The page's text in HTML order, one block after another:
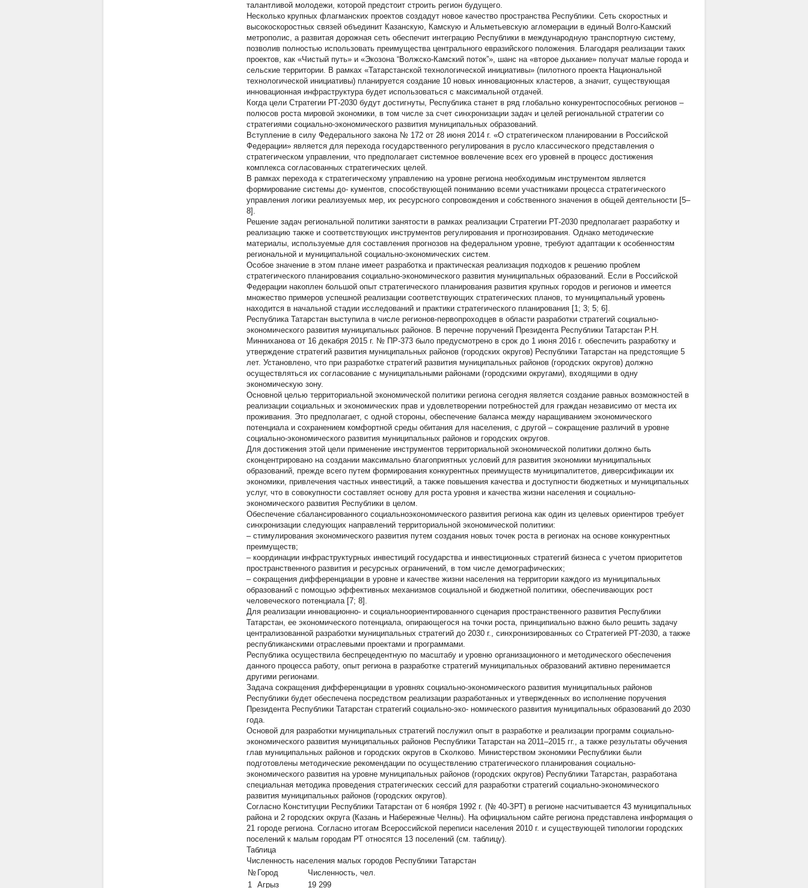
талантливой молодежи, которой предстоит строить регион будущего.
Несколько крупных флагманских проектов создадут новое качество пространства Республики. Сеть скоростных и
высокоскоростных связей объединит Казанскую, Камскую и Альметьевскую агломерации в единый Волго-Камский
метрополис, а развитая дорожная сеть обеспечит интеграцию Республики в международную транспортную систему,
позволив полностью использовать преимущества центрального евразийского положения. Благодаря реализации таких
проектов, как «Чистый путь» и «Экозона “Волжско-Камский поток”», шанс на «второе дыхание» получат малые города и
сельские территории. В рамках «Татарстанской технологической инициативы» (пилотного проекта Национальной
технологической инициативы) планируется создание 10 новых инновационных кластеров, а значит, существующая
инновационная инфраструктура будет использоваться с максимальной отдачей.
Когда цели Стратегии РТ-2030 будут достигнуты, Республика станет в ряд глобально конкурентоспособных регионов –
полюсов роста мировой экономики, в том числе за счет синхронизации задач и целей региональной стратегии со
стратегиями социально-экономического развития муниципальных образований.
Вступление в силу Федерального закона № 172 от 28 июня 2014 г. «О стратегическом планировании в Российской
Федерации» является для перехода государственного регулирования в русло классического представления о
стратегическом управлении, что предполагает системное вовлечение всех его уровней в процесс достижения
комплекса согласованных стратегических целей.
В рамках перехода к стратегическому управлению на уровне региона необходимым инструментом является
формирование системы до- кументов, способствующей пониманию всеми участниками процесса стратегического
управления логики реализуемых мер, их ресурсного сопровождения и собственного значения в общей деятельности [5–
8].
Решение задач региональной политики занятости в рамках реализации Стратегии РТ-2030 предполагает разработку и
реализацию также и соответствующих инструментов регулирования и прогнозирования. Однако методические
материалы, используемые для составления прогнозов на федеральном уровне, требуют адаптации к особенностям
региональной и муниципальной социально-экономических систем.
Особое значение в этом плане имеет разработка и практическая реализация подходов к решению проблем
стратегического планирования социально-экономического развития муниципальных образований. Если в Российской
Федерации накоплен большой опыт стратегического планирования развития крупных городов и регионов и имеется
множество примеров успешной реализации соответствующих стратегических планов, то муниципальный уровень
находится в начальной стадии исследований и практики стратегического планирования [1; 3; 5; 6].
Республика Татарстан выступила в числе регионов-первопроходцев в области разработки стратегий социально-
экономического развития муниципальных районов. В перечне поручений Президента Республики Татарстан Р.Н.
Минниханова от 16 декабря 2015 г. № ПР-373 было предусмотрено в срок до 1 июня 2016 г. обеспечить разработку и
утверждение стратегий развития муниципальных районов (городских округов) Республики Татарстан на предстоящие 5
лет. Установлено, что при разработке стратегий развития муниципальных районов (городских округов) должно
осуществляться их согласование с муниципальными районами (городскими округами), входящими в одну
экономическую зону.
Основной целью территориальной экономической политики региона сегодня является создание равных возможностей в
реализации социальных и экономических прав и удовлетворении потребностей для граждан независимо от места их
проживания. Это предполагает, с одной стороны, обеспечение баланса между наращиванием экономического
потенциала и сохранением комфортной среды обитания для населения, с другой – сокращение различий в уровне
социально-экономического развития муниципальных районов и городских округов.
Для достижения этой цели применение инструментов территориальной экономической политики должно быть
сконцентрировано на создании максимально благоприятных условий для развития экономики муниципальных
образований, прежде всего путем формирования конкурентных преимуществ муниципалитетов, диверсификации их
экономики, привлечения частных инвестиций, а также повышения качества и доступности бюджетных и муниципальных
услуг, что в совокупности составляет основу для роста уровня и качества жизни населения и социально-
экономического развития Республики в целом.
Обеспечение сбалансированного социальноэкономического развития региона как один из целевых ориентиров требует
синхронизации следующих направлений территориальной экономической политики:
– стимулирования экономического развития путем создания новых точек роста в регионах на основе конкурентных
преимуществ;
– координации инфраструктурных инвестиций государства и инвестиционных стратегий бизнеса с учетом приоритетов
пространственного развития и ресурсных ограничений, в том числе демографических;
– сокращения дифференциации в уровне и качестве жизни населения на территории каждого из муниципальных
образований с помощью эффективных механизмов социальной и бюджетной политики, обеспечивающих рост
человеческого потенциала [7; 8].
Для реализации инновационно- и социальноориентированного сценария пространственного развития Республики
Татарстан, ее экономического потенциала, опирающегося на точки роста, принципиально важно было решить задачу
централизованной разработки муниципальных стратегий до 2030 г., синхронизированных со Стратегией РТ-2030, а также
республиканскими отраслевыми проектами и программами.
Республика осуществила беспрецедентную по масштабу и уровню организационного и методического обеспечения
данного процесса работу, опыт региона в разработке стратегий муниципальных образований активно перенимается
другими регионами.
Задача сокращения дифференциации в уровнях социально-экономического развития муниципальных районов
Республики будет обеспечена посредством реализации разработанных и утвержденных во исполнение поручения
Президента Республики Татарстан стратегий социально-эко- номического развития муниципальных образований до 2030
года.
Основой для разработки муниципальных стратегий послужил опыт в разработке и реализации программ социально-
экономического развития муниципальных районов Республики Татарстан на 2011–2015 гг., а также результаты обучения
глав муниципальных районов и городских округов в Сколково. Министерством экономики Республики были
подготовлены методические рекомендации по осуществлению стратегического планирования социально-
экономического развития на уровне муниципальных районов (городских округов) Республики Татарстан, разработана
специальная методика проведения стратегических сессий для разработки стратегий социально-экономического
развития муниципальных районов (городских округов).
Согласно Конституции Республики Татарстан от 6 ноября 1992 г. (№ 40-ЗРТ) в регионе насчитывается 43 муниципальных
района и 2 городских округа (Казань и Набережные Челны). На официальном сайте региона представлена информация о
21 городе региона. Согласно итогам Всероссийской переписи населения 2010 г. и существующей типологии городских
поселений к малым городам РТ относятся 13 поселений (см. таблицу).
Таблица
Численность населения малых городов Республики Татарстан
№ Город
Численность, чел.
1 Агрыз 19 299